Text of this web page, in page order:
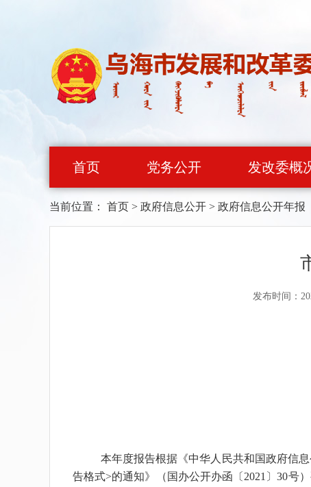
首页 党务公开 发改委概
当前位置： 首页 > 政府信息公开 > 政府信息公开年报
发布时间：
本年度报告根据《中华人民共和国政府信
告格式>的通知》（国办公开办函〔2021〕30号